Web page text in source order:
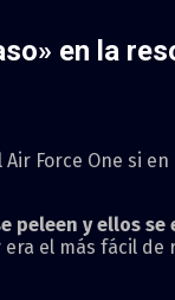
en la
Force One si
peleen y ellos
el más fácil de